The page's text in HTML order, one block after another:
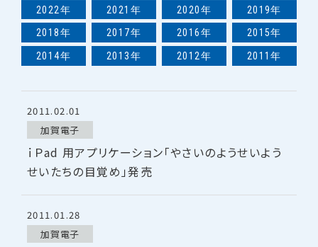
2022年 2021年 2020年 2019年
2018年 2017年 2016年 2015年
2014年 2013年 2012年 2011年
2011.02.01
加賀電子
ｉＰad 用アプリケーション「やさいのようせいよう
せいたちの目覚め」発売
2011.01.28
加賀電子